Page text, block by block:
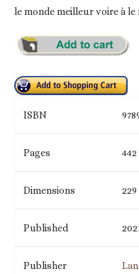
le monde meilleur voire à le
ISBN
Pages 442
Dimensions
Published
Publisher